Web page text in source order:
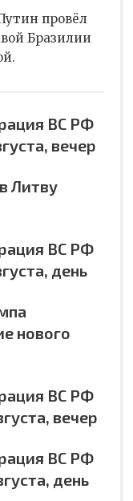
провёл
Бразилии
ВС РФ
вечер
Литву
ВС РФ
день
нового
ВС РФ
вечер
ВС РФ
день